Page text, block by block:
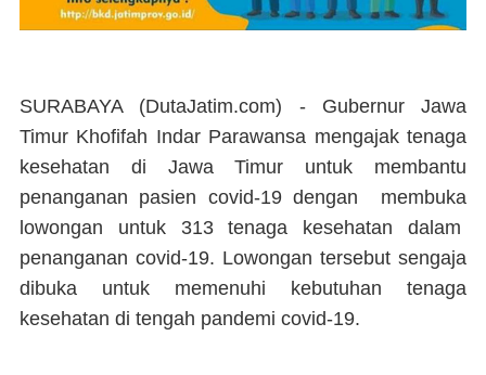
SURABAYA (DutaJatim.com) - Gubernur Jawa
Timur Khofifah Indar Parawansa mengajak tenaga
kesehatan di Jawa Timur untuk membantu
penanganan pasien covid-19 dengan membuka
lowongan untuk 313 tenaga kesehatan dalam
penanganan covid-19. Lowongan tersebut sengaja
dibuka untuk memenuhi kebutuhan tenaga
kesehatan di tengah pandemi covid-19.